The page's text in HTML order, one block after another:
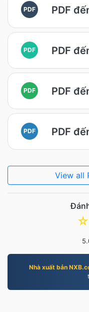
PDF PDF
PDF PDF
PDF PDF
PDF PDF
View all
☆
Nhà xuất bản